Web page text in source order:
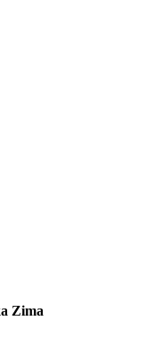
Zima